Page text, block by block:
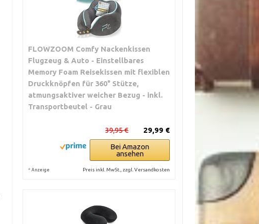
FLOWZOOM Comfy Nackenkissen
Flugzeug & Auto - Einstellbares
Memory Foam Reisekissen mit flexiblen
Druckknöpfen für 360° Stütze,
atmungsaktiver weicher Bezug - inkl.
Transportbeutel - Grau
29,99 €
39,95 €
Bei Amazon
ansehen
* Anzeige Preis inkl. MwSt., zzgl. Versandkosten